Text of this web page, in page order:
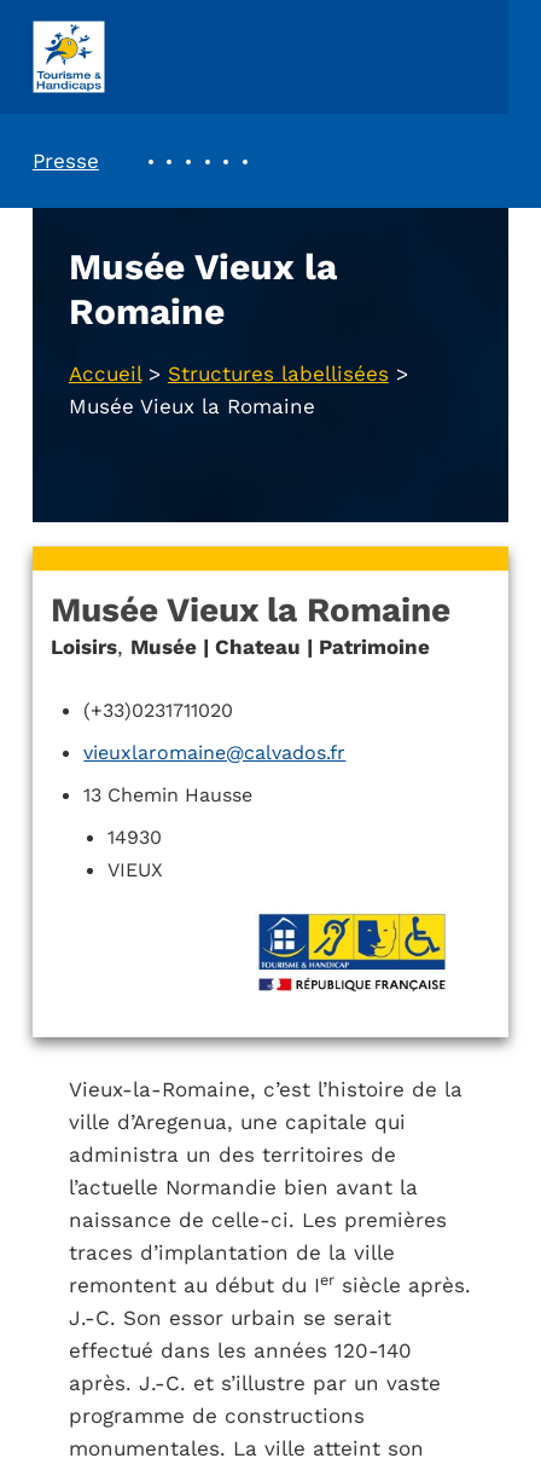
ASSOCIATION TOURISME ET HANDICAPS
Presse
Musée Vieux la
Romaine
Accueil> Structures labellisées >
Musée Vieux la Romaine
Musée Vieux la Romaine
Loisirs, Musée | Chateau | Patrimoine
(+33)0231711020
vieuxlaromaine@calvados.fr
13 Chemin Hausse
14930
VIEUX
Vieux-la-Romaine, c’est l’histoire de la
ville d’Aregenua, une capitale qui
administra un des territoires de
l’actuelle Normandie bien avant la
naissance de celle-ci. Les premières
traces d’implantation de la ville
remontent au début du Iersiècle après.
J.-C. Son essor urbain se serait
effectué dans les années 120-140
après. J.-C. et s’illustre par un vaste
programme de constructions
monumentales. La ville atteint son